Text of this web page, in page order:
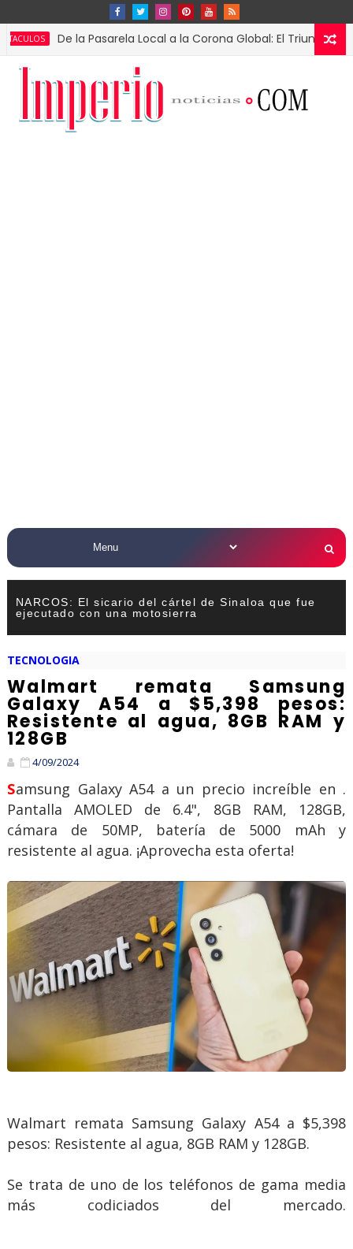
De la Pasarela Local a la Corona Global: El Triunfo de Fátima
NARCOS: El sicario del cártel de Sinaloa que fue
ejecutado con una motosierra
TECNOLOGIA
Walmart remata Samsung
Galaxy A54 a $5,398 pesos:
Resistente al agua, 8GB RAM y
128GB
4/09/2024
Samsung Galaxy A54 a un precio increíble en .
Pantalla AMOLED de 6.4", 8GB RAM, 128GB,
cámara de 50MP, batería de 5000 mAh y
resistente al agua. ¡Aprovecha esta oferta!
Walmart remata Samsung Galaxy A54 a $5,398
pesos: Resistente al agua, 8GB RAM y 128GB.
Se trata de uno de los teléfonos de gama media
más codiciados del mercado.